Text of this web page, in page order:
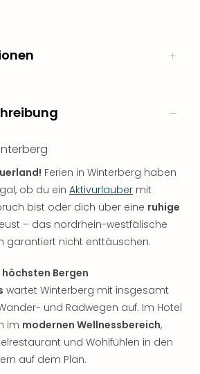
Ferien in Winterberg haben
ob du ein Aktivurlauber mit
bist oder dich über eine ruhige
– das nordrhein-westfälische
garantiert nicht enttäuschen.
höchsten Bergen
wartet Winterberg mit insgesamt
und Radwegen auf. Im Hotel
im modernen Wellnessbereich,
und Wohlfühlen in den
auf dem Plan.